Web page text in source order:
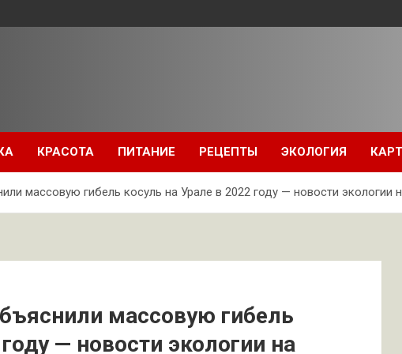
КРАСОТА ПИТАНИЕ РЕЦЕПТЫ ЭКОЛОГИЯ
массовую гибель косуль на Урале в 2022 году — новости экологии
массовую гибель
— новости экологии на